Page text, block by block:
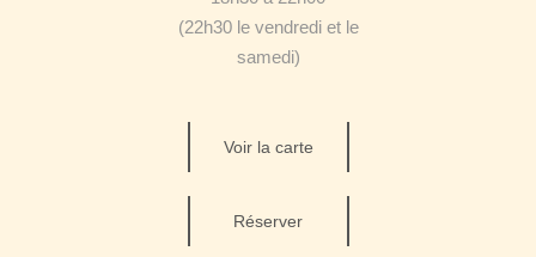
(22h30 le vendredi et le
samedi)
Voir la carte
Réserver